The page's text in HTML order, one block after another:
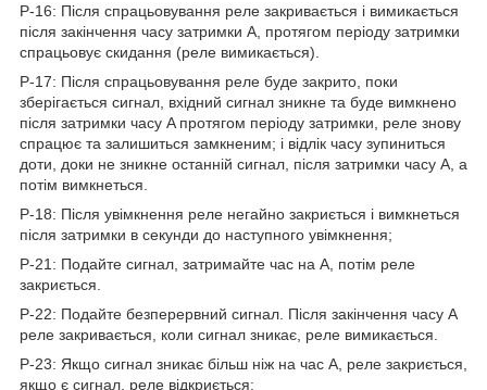
P-16: Після спрацьовування реле закривається і вимикається
після закінчення часу затримки A, протягом періоду затримки
спрацьовує скидання (реле вимикається).
P-17: Після спрацьовування реле буде закрито, поки
зберігається сигнал, вхідний сигнал зникне та буде вимкнено
після затримки часу A протягом періоду затримки, реле знову
спрацює та залишиться замкненим; і відлік часу зупиниться
доти, доки не зникне останній сигнал, після затримки часу A, а
потім вимкнеться.
P-18: Після увімкнення реле негайно закриється і вимкнеться
після затримки в секунди до наступного увімкнення;
P-21: Подайте сигнал, затримайте час на А, потім реле
закриється.
P-22: Подайте безперервний сигнал. Після закінчення часу A
реле закривається, коли сигнал зникає, реле вимикається.
P-23: Якщо сигнал зникає більш ніж на час А, реле закриється,
якщо є сигнал, реле відкриється;